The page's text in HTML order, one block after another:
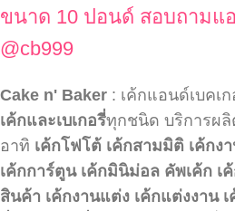
ขนาด 10 ปอนด์ สอบถามแ
@cb999
Cake n' Baker : เค้กแอนด์เบคเ
เค้กและเบเกอรี่ทุกชนิด บริการผลิ
อาทิ เค้กโฟโต้ เค้กสามมิติ เค้กง
เค้กการ์ตูน เค้กมินิม่อล คัพเค้ก เ
สินค้า เค้กงานแต่ง เค้กแต่งงาน